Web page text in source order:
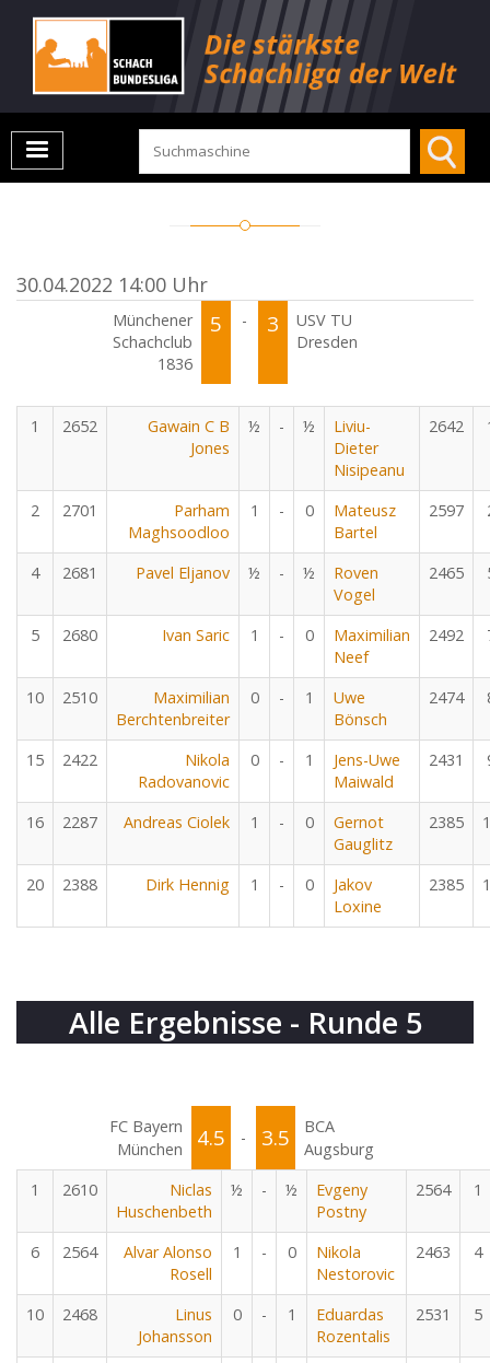
30.04.2022 14:00 Uhr
Münchener
Schachclub
1836
5 - 3
USV TU
Dresden
1 2652
Gawain C B
Jones
½ - ½
Liviu-
Dieter
Nisipeanu
2642
2 2701
Parham
Maghsoodloo
1 - 0
Mateusz
Bartel
2597
4 2681 Pavel Eljanov ½ - ½
Roven
Vogel
2465
5 2680 Ivan Saric 1 - 0
Maximilian
Neef
2492
10 2510
Maximilian
Berchtenbreiter
0 - 1
Uwe
Bönsch
2474
15 2422
Nikola
Radovanovic
0 - 1
Jens-Uwe
Maiwald
2431
16 2287 Andreas Ciolek 1 - 0
Gernot
Gauglitz
2385
20 2388 Dirk Hennig 1 - 0
Jakov
Loxine
2385
Alle Ergebnisse - Runde 5
FC Bayern
München
4.5 - 3.5
BCA
Augsburg
1
2610
Niclas
Huschenbeth
½ - ½
Evgeny
Postny
2564 1
6 2564
Alvar Alonso
Rosell
1 - 0
Nikola
Nestorovic
2463 4
10 2468
Linus
Johansson
0 - 1
Eduardas
Rozentalis
2531 5